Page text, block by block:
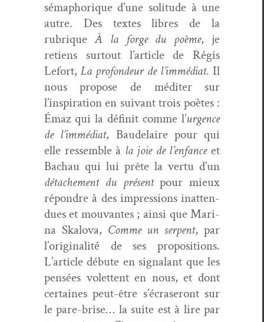
sémaphorique d’une soli­tude à une
autre. Des textes libres de la
rubriqueÀ la forge du poème, je
retiens surtout l’article de Régis
Lefort,La pro­fondeur de l’immédiat. Il
nous pro­pose de méditer sur
l’inspiration en suiv­ant trois poètes :
Émaz qui la définit comme l’urgence
de l’immédiat, Baude­laire pour qui
elle ressem­ble à la joie de l’enfanceet
Bachau qui lui prête la ver­tu d’un
détache­ment du présentpour mieux
répon­dre à des impres­sions inat­ten­
dues et mou­vantes ; ain­si que Mari­
na Skalo­va, Comme un ser­pent, par
l’originalité de ses propo­si­tions.
L’article débute en sig­nalant que les
pen­sées volet­tent en nous, et dont
cer­taines peut-être s’écraseront sur
le pare-brise… la suite est à lire par